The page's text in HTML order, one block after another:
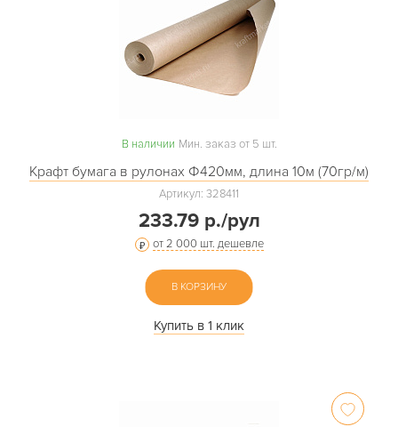
В наличии Мин. заказ от 5 шт.
Крафт бумага в рулонах Ф420мм, длина 10м (70гр/м)
Артикул: 328411
233.79 р./рул
от 2 000 шт. дешевле
В КОРЗИНУ
Купить в 1 клик